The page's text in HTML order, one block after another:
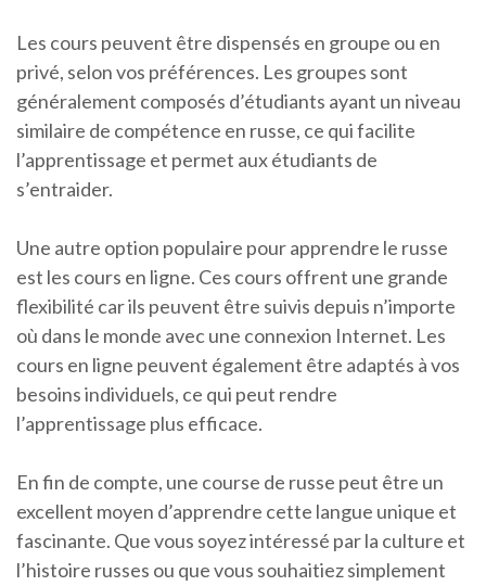
Les cours peuvent être dispensés en groupe ou en
privé, selon vos préférences. Les groupes sont
généralement composés d’étudiants ayant un niveau
similaire de compétence en russe, ce qui facilite
l’apprentissage et permet aux étudiants de
s’entraider.
Une autre option populaire pour apprendre le russe
est les cours en ligne. Ces cours offrent une grande
flexibilité car ils peuvent être suivis depuis n’importe
où dans le monde avec une connexion Internet. Les
cours en ligne peuvent également être adaptés à vos
besoins individuels, ce qui peut rendre
l’apprentissage plus efficace.
En fin de compte, une course de russe peut être un
excellent moyen d’apprendre cette langue unique et
fascinante. Que vous soyez intéressé par la culture et
l’histoire russes ou que vous souhaitiez simplement